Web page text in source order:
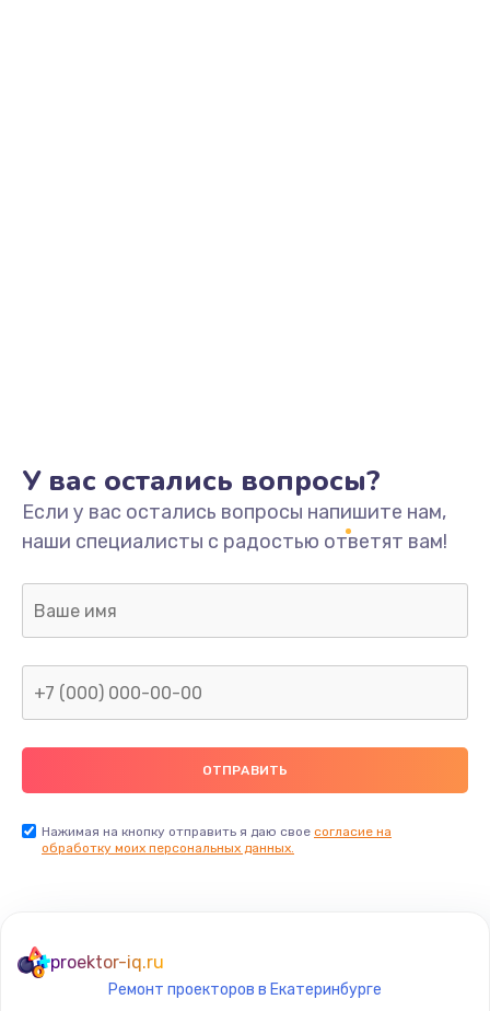
У вас остались вопросы?
Если у вас остались вопросы напишите нам,
наши специалисты с радостью ответят вам!
Нажимая на кнопку отправить я даю свое согласие на
обработку моих персональных данных.
proektor-iq.ru
Ремонт проекторов в Екатеринбурге